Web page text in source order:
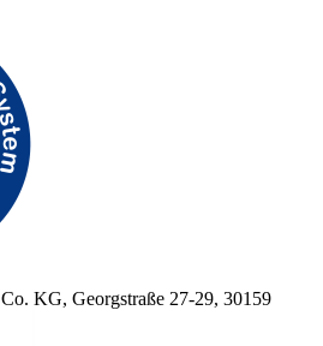
KG, Georgstraße 27-29, 30159